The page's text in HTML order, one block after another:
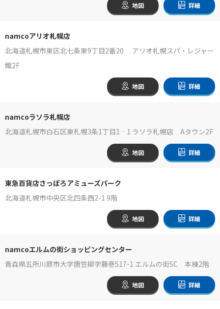
地図 詳細
namcoアリオ札幌店
北海道札幌市東区北七条東9丁目2番20 アリオ札幌スパ・レジャー
館2F
地図 詳細
namcoラソラ札幌店
北海道札幌市白石区東札幌3条1丁目1‐1 ラソラ札幌店 Aタウン2F
地図 詳細
東急百貨店さっぽろアミューズパーク
北海道札幌市中央区北四条西2-1 9階
地図 詳細
namcoエルムの街ショッピングセンター
青森県五所川原市大字唐笠柳字藤巻517-1 エルムの街SC 本棟2階
地図 詳細